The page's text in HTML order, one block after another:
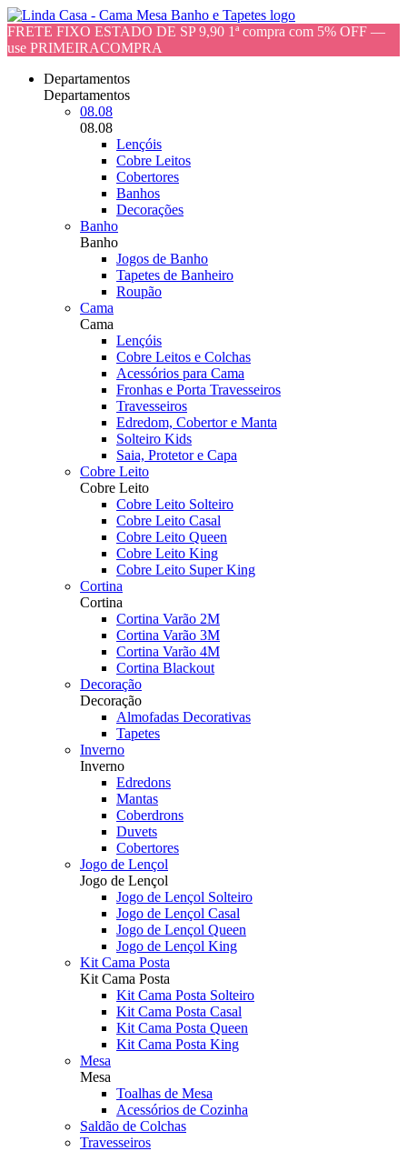
FRETE FIXO ESTADO DE SP 9,90 1ª compra com 5% OFF —
use PRIMEIRACOMPRA
Departamentos
Departamentos
08.08
08.08
Lençóis
Cobre Leitos
Cobertores
Banhos
Decorações
Banho
Banho
Jogos de Banho
Tapetes de Banheiro
Roupão
Cama
Cama
Lençóis
Cobre Leitos e Colchas
Acessórios para Cama
Fronhas e Porta Travesseiros
Travesseiros
Edredom, Cobertor e Manta
Solteiro Kids
Saia, Protetor e Capa
Cobre Leito
Cobre Leito
Cobre Leito Solteiro
Cobre Leito Casal
Cobre Leito Queen
Cobre Leito King
Cobre Leito Super King
Cortina
Cortina
Cortina Varão 2M
Cortina Varão 3M
Cortina Varão 4M
Cortina Blackout
Decoração
Decoração
Almofadas Decorativas
Tapetes
Inverno
Inverno
Edredons
Mantas
Coberdrons
Duvets
Cobertores
Jogo de Lençol
Jogo de Lençol
Jogo de Lençol Solteiro
Jogo de Lençol Casal
Jogo de Lençol Queen
Jogo de Lençol King
Kit Cama Posta
Kit Cama Posta
Kit Cama Posta Solteiro
Kit Cama Posta Casal
Kit Cama Posta Queen
Kit Cama Posta King
Mesa
Mesa
Toalhas de Mesa
Acessórios de Cozinha
Saldão de Colchas
Travesseiros